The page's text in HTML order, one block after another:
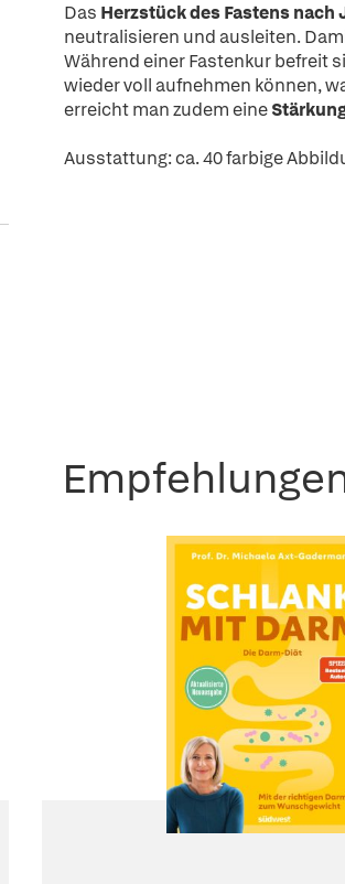
Das Herzstück des Fastens
neutralisieren und ausleiten.
Während einer Fastenkur befreit
wieder voll aufnehmen können,
erreicht man zudem eine
Ausstattung: ca. 40 farbige